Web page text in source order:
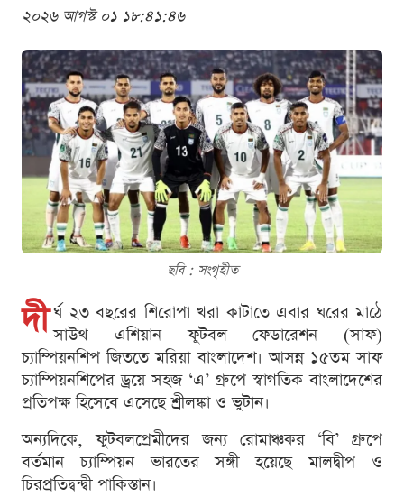
২০২৬ আগস্ট ০১ ১৮:৪১:৪৬
ছবি : সংগৃহীত
দী র্ঘ ২৩ বছরের শিরোপা খরা কাটাতে এবার ঘরের মাঠে
সাউথ এশিয়ান ফুটবল ফেডারেশন (সাফ)
চ্যাম্পিয়নশিপ জিততে মরিয়া বাংলাদেশ। আসন্ন ১৫তম সাফ
চ্যাম্পিয়নশিপের ড্রয়ে সহজ ‘এ’ গ্রুপে স্বাগতিক বাংলাদেশের
প্রতিপক্ষ হিসেবে এসেছে শ্রীলঙ্কা ও ভুটান।
অন্যদিকে, ফুটবলপ্রেমীদের জন্য রোমাঞ্চকর ‘বি’ গ্রুপে
বর্তমান চ্যাম্পিয়ন ভারতের সঙ্গী হয়েছে মালদ্বীপ ও
চিরপ্রতিদ্বন্দ্বী পাকিস্তান।